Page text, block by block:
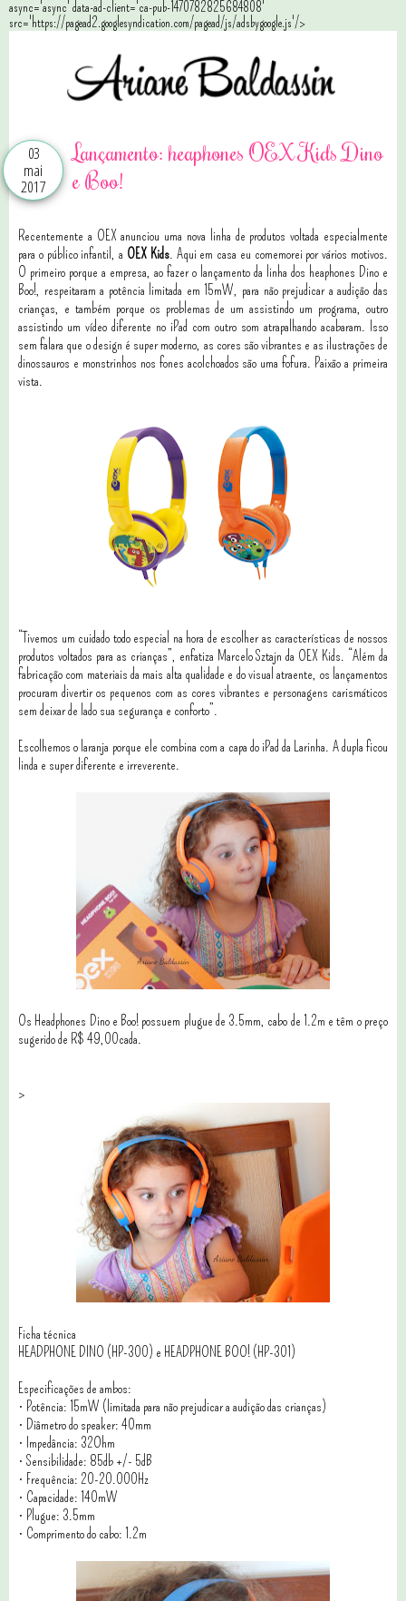
async='async' data-ad-client='ca-pub-1470782825684808'
src='https://pagead2.googlesyndication.com/pagead/js/adsbygoogle.js'/>
03
mai
2017
Lançamento: heaphones OEX Kids Dino
e Boo!
Recentemente a OEX anunciou uma nova linha de produtos voltada especialmente
para o público infantil, a OEX Kids. Aqui em casa eu comemorei por vários motivos.
O primeiro porque a empresa, ao fazer o lançamento da linha dos heaphones Dino e
Boo!, respeitaram a potência limitada em 15mW, para não prejudicar a audição das
crianças, e também porque os problemas de um assistindo um programa, outro
assistindo um vídeo diferente no iPad com outro som atrapalhando acabaram. Isso
sem falara que o design é super moderno, as cores são vibrantes e as ilustrações de
dinossauros e monstrinhos nos fones acolchoados são uma fofura. Paixão a primeira
vista.
“Tivemos um cuidado todo especial na hora de escolher as características de nossos
produtos voltados para as crianças”, enfatiza Marcelo Sztajn da OEX Kids. “Além da
fabricação com materiais da mais alta qualidade e do visual atraente, os lançamentos
procuram divertir os pequenos com as cores vibrantes e personagens carismáticos
sem deixar de lado sua segurança e conforto”.
Escolhemos o laranja porque ele combina com a capa do iPad da Larinha. A dupla ficou
linda e super diferente e irreverente.
Os Headphones Dino e Boo! possuem plugue de 3.5mm, cabo de 1.2m e têm o preço
sugerido de R$ 49,00cada.
>
Ficha técnica
HEADPHONE DINO (HP-300) e HEADPHONE BOO! (HP-301)
Especificações de ambos:
• Potência: 15mW (limitada para não prejudicar a audição das crianças)
• Diâmetro do speaker: 40mm
• Impedância: 32Ohm
• Sensibilidade: 85db +/- 5dB
• Frequência: 20-20.000Hz
• Capacidade: 140mW
• Plugue: 3.5mm
• Comprimento do cabo: 1.2m